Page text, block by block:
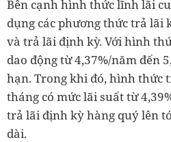
Bên cạnh hình thức lĩnh lãi
dụng các phương thức trả
và trả lãi định kỳ. Với hình
dao động từ 4,37%/năm đến
hạn. Trong khi đó, hình thức
tháng có mức lãi suất từ
trả lãi định kỳ hàng quý lên
dài.